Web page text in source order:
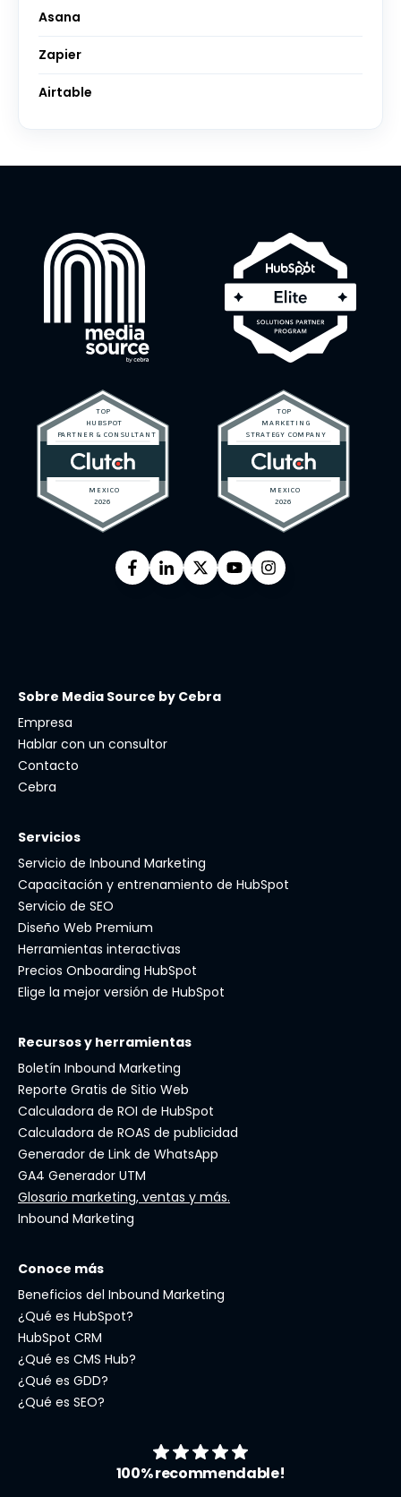
Asana
Zapier
Airtable
Sobre Media Source by Cebra
Empresa
Hablar con un consultor
Contacto
Cebra
Servicios
Servicio de Inbound Marketing
Capacitación y entrenamiento de HubSpot
Servicio de SEO
Diseño Web Premium
Herramientas interactivas
Precios Onboarding HubSpot
Elige la mejor versión de HubSpot
Recursos y herramientas
Boletín Inbound Marketing
Reporte Gratis de Sitio Web
Calculadora de ROI de HubSpot
Calculadora de ROAS de publicidad
Generador de Link de WhatsApp
GA4 Generador UTM
Glosario marketing, ventas y más.
Inbound Marketing
Conoce más
Beneficios del Inbound Marketing
¿Qué es HubSpot?
HubSpot CRM
¿Qué es CMS Hub?
¿Qué es GDD?
¿Qué es SEO?
100% recommendable!